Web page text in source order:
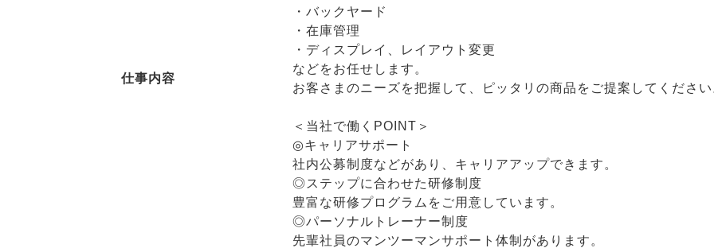
仕事内容
・バックヤード
・在庫管理
・ディスプレイ、レイアウト変更
などをお任せします。
お客さまのニーズを把握して、ピッタリの商品をご提案してください
＜当社で働くPOINT＞
◎キャリアサポート
社内公募制度などがあり、キャリアアップできます。
◎ステップに合わせた研修制度
豊富な研修プログラムをご用意しています。
◎パーソナルトレーナー制度
先輩社員のマンツーマンサポート体制があります。